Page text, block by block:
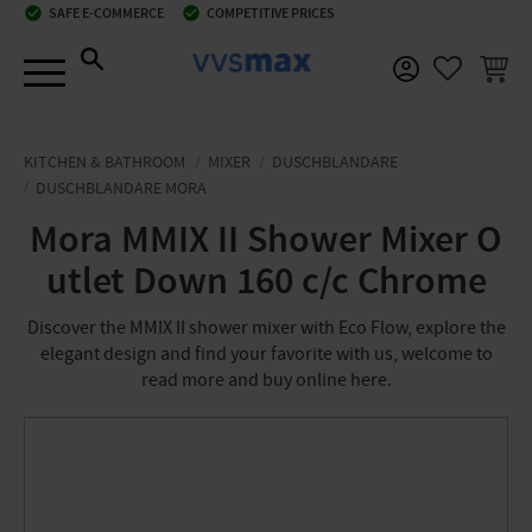
check_circle SAFE E-COMMERCE check_circle COMPETITIVE PRICES
BASKET
KITCHEN & BATHROOM MIXER
DUSCHBLANDARE
DUSCHBLANDARE MORA
Mora MMIX II Shower Mixer O
utlet Down 160 c/c Chrome
Discover the MMIX II shower mixer with Eco Flow, explore the
elegant design and find your favorite with us, welcome to
read more and buy online here.